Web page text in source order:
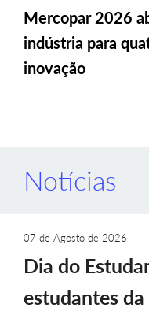
Mercopar 2026
indústria para
inovação
Notícias
07 de Agosto de 2026
Dia do
estudantes